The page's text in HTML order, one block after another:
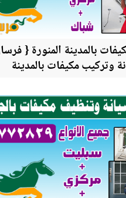
بالمدينة المنورة {
وتركيب مكيفات بالمدينة